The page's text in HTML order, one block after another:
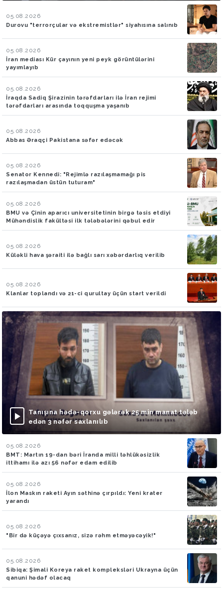
05.08.2026
Durovu "terrorçular və ekstremistlər" siyahısına salınıb
05.08.2026
İran mediası Kür çayının yeni peyk görüntülərini
yayımlayıb
05.08.2026
İraqda Sadiq Şirazinin tərəfdarları ilə İran rejimi
tərəfdarları arasında toqquşma yaşanıb
05.08.2026
Abbas Əraqçi Pakistana səfər edəcək
05.08.2026
Senator Kennedi: "Rejimlə razılaşmamağı pis
razılaşmadan üstün tuturam"
05.08.2026
BMU və Çinin aparıcı universitetinin birgə təsis etdiyi
Mühəndislik fakültəsi ilk tələbələrini qəbul edir
05.08.2026
Küləkli hava şəraiti ilə bağlı sarı xəbərdarlıq verilib
05.08.2026
Klanlar toplandı və 21-ci qurultay üçün start verildi
Tanışına hədə-qorxu gələrək 25 min manat tələb
edən 3 nəfər saxlanılıb
05.08.2026
BMT: Martın 19-dan bəri İranda milli təhlükəsizlik
ittihamı ilə azı 56 nəfər edam edilib
05.08.2026
İlon Maskın raketi Ayın səthinə çırpıldı: Yeni krater
yarandı
05.08.2026
"Bir də küçəyə çıxsanız, sizə rəhm etməyəcəyik!"
05.08.2026
Sibiqa: Şimali Koreya raket kompleksləri Ukrayna üçün
qanuni hədəf olacaq